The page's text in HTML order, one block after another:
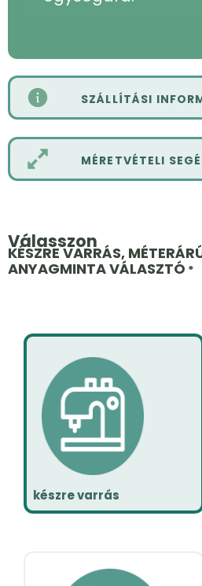
SZÁLLÍTÁSI
MÉRETVÉTELI
Válasszon
KÉSZRE VARRÁS,
ANYAGMINTA VÁLASZTÓ *
készre varrás